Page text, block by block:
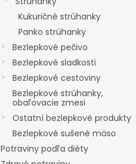
Kukuričné strúhanky
Panko strúhanky
Bezlepkové pečivo
Bezlepkové sladkosti
Bezlepkové cestoviny
Bezlepkové strúhanky,
obaľovacie zmesi
Ostatní bezlepkové produkty
Bezlepkové sušené mäso
Potraviny podľa diéty